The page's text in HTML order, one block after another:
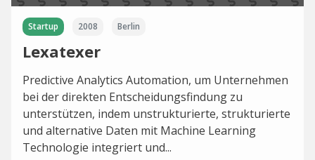
Startup 2008 Berlin
Lexatexer
Predictive Analytics Automation, um Unternehmen
bei der direkten Entscheidungsfindung zu
unterstützen, indem unstrukturierte, strukturierte
und alternative Daten mit Machine Learning
Technologie integriert und...